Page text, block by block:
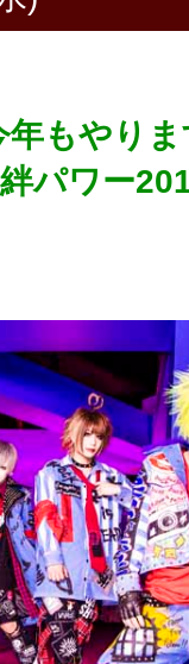
年もやり
パワー